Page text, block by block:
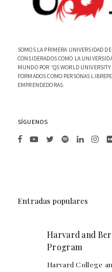
SOMOS LA PRIMERA UNIVERSIDAD
CONSIDERADOS COMO LA
MUNDO POR 'QS WORLD
FORMADOS COMO PERSONAS
EMPRENDEDORAS.
SÍGUENOS
Entradas populares
Harvard and
Program
Harvard College